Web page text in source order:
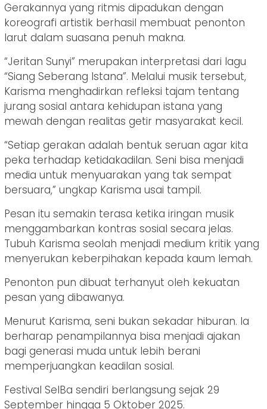
Gerakannya yang ritmis dipadukan dengan
koreografi artistik berhasil membuat penonton
larut dalam suasana penuh makna.
“Jeritan Sunyi” merupakan interpretasi dari lagu
“Siang Seberang Istana”. Melalui musik tersebut,
Karisma menghadirkan refleksi tajam tentang
jurang sosial antara kehidupan istana yang
mewah dengan realitas getir masyarakat kecil.
“Setiap gerakan adalah bentuk seruan agar kita
peka terhadap ketidakadilan. Seni bisa menjadi
media untuk menyuarakan yang tak sempat
bersuara,” ungkap Karisma usai tampil.
Pesan itu semakin terasa ketika iringan musik
menggambarkan kontras sosial secara jelas.
Tubuh Karisma seolah menjadi medium kritik yang
menyerukan keberpihakan kepada kaum lemah.
Penonton pun dibuat terhanyut oleh kekuatan
pesan yang dibawanya.
Menurut Karisma, seni bukan sekadar hiburan. Ia
berharap penampilannya bisa menjadi ajakan
bagi generasi muda untuk lebih berani
memperjuangkan keadilan sosial.
Festival SeIBa sendiri berlangsung sejak 29
September hingga 5 Oktober 2025.